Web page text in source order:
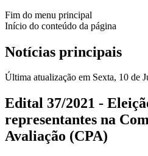
Fim do menu principal
Início do conteúdo da página
Notícias principais
Última atualização em Sexta, 10 de
Edital 37/2021 -
representantes na
Avaliação (CPA)